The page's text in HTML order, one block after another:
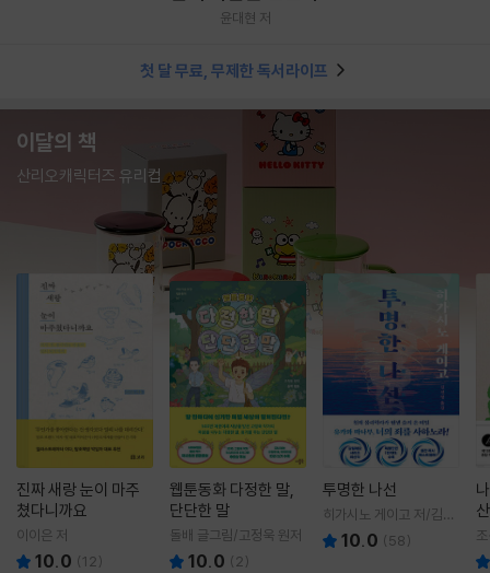
윤대현 저
첫 달 무료, 무제한 독서라이프
이달의 책
산리오캐릭터즈 유리컵
진짜 새랑 눈이 마주
쳤다니까요
이이은 저
10.0 (12)
웹툰동화 다정한 말,
단단한 말
돌배 글그림/고정욱 원저
10.0 ( 2)
투명한 나선
히가시노 게이고 저/김선
영 역10.0 (58)